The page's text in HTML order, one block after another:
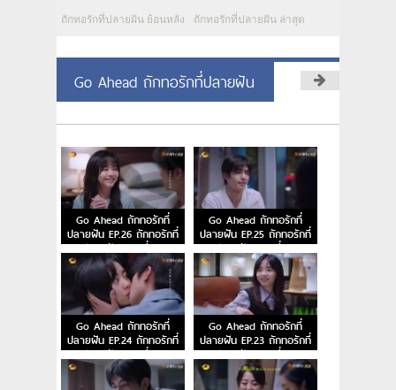
ถักทอรักที่ปลายฝัน ย้อนหลัง ถักทอรักที่ปลายฝัน ล่าสุด
Go Ahead ถักทอรักที่ปลายฝัน
Go Ahead ถักทอรักที่
ปลายฝัน EP.26 ถักทอรักที่
ปลายฝัน ตอนที่ 26
Go Ahead ถักทอรักที่
ปลายฝัน EP.25 ถักทอรักที่
ปลายฝัน ตอนที่ 25
Go Ahead ถักทอรักที่
ปลายฝัน EP.24 ถักทอรักที่
ปลายฝัน ตอนที่ 24
Go Ahead ถักทอรักที่
ปลายฝัน EP.23 ถักทอรักที่
ปลายฝัน ตอนที่ 23